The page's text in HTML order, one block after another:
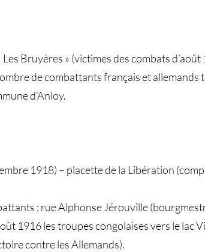
Bruyères » (victimes des combats
de combattants français et allemands
d’Anloy.
1918) – placette de la Libération
; rue Alphonse Jérouville
1916 les troupes congolaises vers le lac
contre les Allemands).